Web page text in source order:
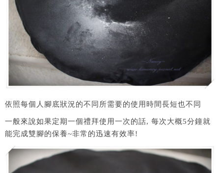
依照每個人腳底狀況的不同所需要的使用時間長短也不同
一般來說如果定期一個禮拜使用一次的話, 每次大概5分鐘就
能完成雙腳的保養~非常的迅速有效率!